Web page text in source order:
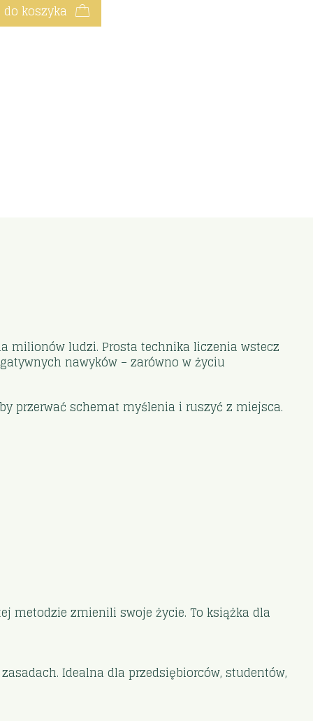
do koszyka
milionów ludzi. Prosta technika liczenia wstecz
nawyków – zarówno w życiu
przerwać schemat myślenia i ruszyć z miejsca.
metodzie zmienili swoje życie. To książka dla
Idealna dla przedsiębiorców, studentów,